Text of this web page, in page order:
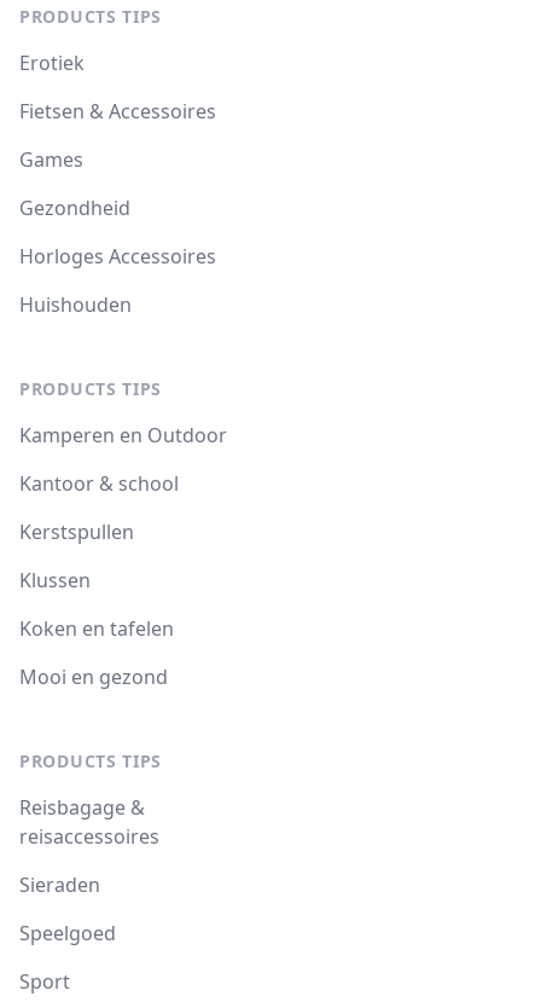
PRODUCTS TIPS
Erotiek
Fietsen & Accessoires
Games
Gezondheid
Horloges Accessoires
Huishouden
PRODUCTS TIPS
Kamperen en Outdoor
Kantoor & school
Kerstspullen
Klussen
Koken en tafelen
Mooi en gezond
PRODUCTS TIPS
Reisbagage &
reisaccessoires
Sieraden
Speelgoed
Sport